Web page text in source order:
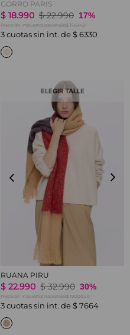
GORRO PARIS
$ 18.990 $ 22.990 17%
Precio sin impuestos nacionales$ 15.694,21
3 cuotas sin int. de $ 6330
ELEGIR TALLE
RUANA PIRU
$ 22.990 $ 32.990 30%
Precio sin impuestos nacionales$ 19.000,00
3 cuotas sin int. de $ 7664